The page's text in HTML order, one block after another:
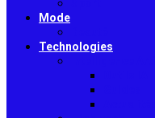
Mode
Technologies